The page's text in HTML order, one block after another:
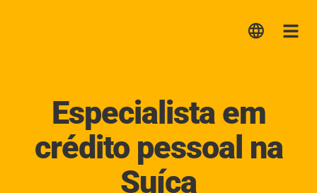
Especialista em
crédito pessoal na
Suíça